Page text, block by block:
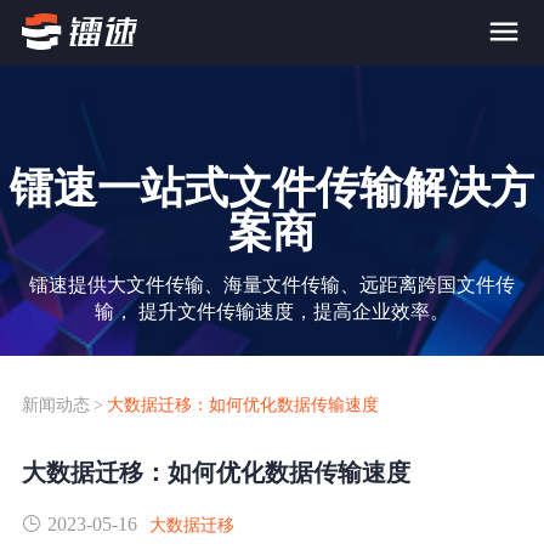
产品与服务
大文件传输系统
跨网文件交换系统
FTP替代升级
SDK传输应用集成
解决方案
应用场景解决方案
跨国数据传输
价格
案例
新闻动态
镭速一站式文件传输解决方
案商
镭速提供大文件传输、海量文件传输、远距离跨国文件传
输， 提升文件传输速度，提高企业效率。
新闻动态 > 大数据迁移：如何优化数据传输速度
大数据迁移：如何优化数据传输速度
2023-05-16 大数据迁移